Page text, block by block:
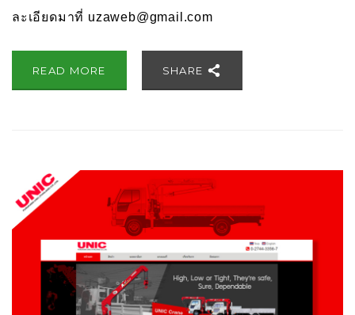
ละเอียดมาที่ uzaweb@gmail.com
READ MORE SHARE